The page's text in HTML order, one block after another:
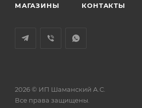
МАГАЗИНЫ КОНТАКТЫ
2026 © ИП Шаманский А.С.
Все права защищены.